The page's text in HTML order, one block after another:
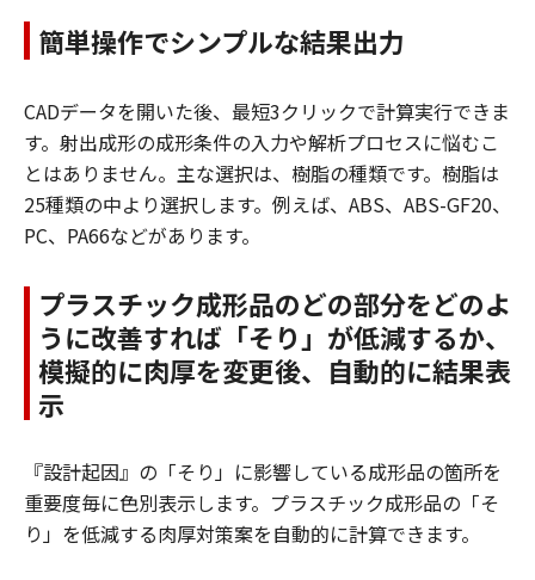
簡単操作でシンプルな結果出力
CADデータを開いた後、最短3クリックで計算実行できま
す。射出成形の成形条件の入力や解析プロセスに悩むこ
とはありません。主な選択は、樹脂の種類です。樹脂は
25種類の中より選択します。例えば、ABS、ABS-GF20、
PC、PA66などがあります。
プラスチック成形品のどの部分をどのよ
うに改善すれば「そり」が低減するか、
模擬的に肉厚を変更後、自動的に結果表
示
『設計起因』の「そり」に影響している成形品の箇所を
重要度毎に色別表示します。プラスチック成形品の「そ
り」を低減する肉厚対策案を自動的に計算できます。